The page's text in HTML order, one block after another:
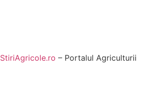
StiriAgricole.ro – Portalul Agriculturii